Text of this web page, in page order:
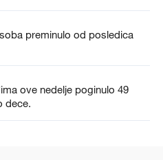
preminulo od posledica
ove nedelje poginulo 49
dece.